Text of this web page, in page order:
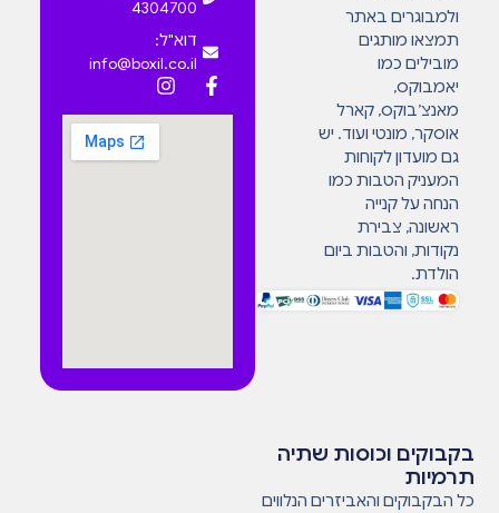
ולמבוגרים באתר
תמצאו מותגים
מובילים כמו
יאמבוקס,
מאנצ’בוקס, קארל
אוסקר, מונטי ועוד. יש
גם מועדון לקוחות
המעניק הטבות כמו
הנחה על קנייה
ראשונה, צבירת
נקודות, והטבות ביום
הולדת.
4304700
דוא"ל:
info@boxil.co.il
בקבוקים וכוסות שתיה
תרמיות
כל הבקבוקים והאביזרים הנלווים